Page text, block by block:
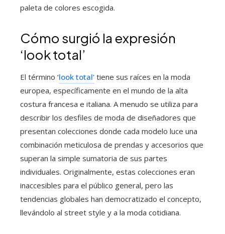
paleta de colores escogida.
Cómo surgió la expresión
‘look total’
El término ‘look total’ tiene sus raíces en la moda
europea, específicamente en el mundo de la alta
costura francesa e italiana. A menudo se utiliza para
describir los desfiles de moda de diseñadores que
presentan colecciones donde cada modelo luce una
combinación meticulosa de prendas y accesorios que
superan la simple sumatoria de sus partes
individuales. Originalmente, estas colecciones eran
inaccesibles para el público general, pero las
tendencias globales han democratizado el concepto,
llevándolo al street style y a la moda cotidiana.